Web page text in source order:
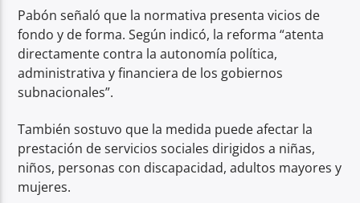
Pabón señaló que la normativa presenta vicios de
fondo y de forma. Según indicó, la reforma “atenta
directamente contra la autonomía política,
administrativa y financiera de los gobiernos
subnacionales”.
También sostuvo que la medida puede afectar la
prestación de servicios sociales dirigidos a niñas,
niños, personas con discapacidad, adultos mayores y
mujeres.